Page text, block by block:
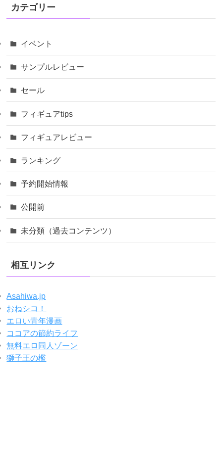
カテゴリー
イベント
サンプルレビュー
セール
フィギュアtips
フィギュアレビュー
ランキング
予約開始情報
公開前
未分類（過去コンテンツ）
相互リンク
Asahiwa.jp
おねシコ！
エロい青年漫画
ココアの節約ライフ
無料エロ同人ゾーン
獅子王の檻